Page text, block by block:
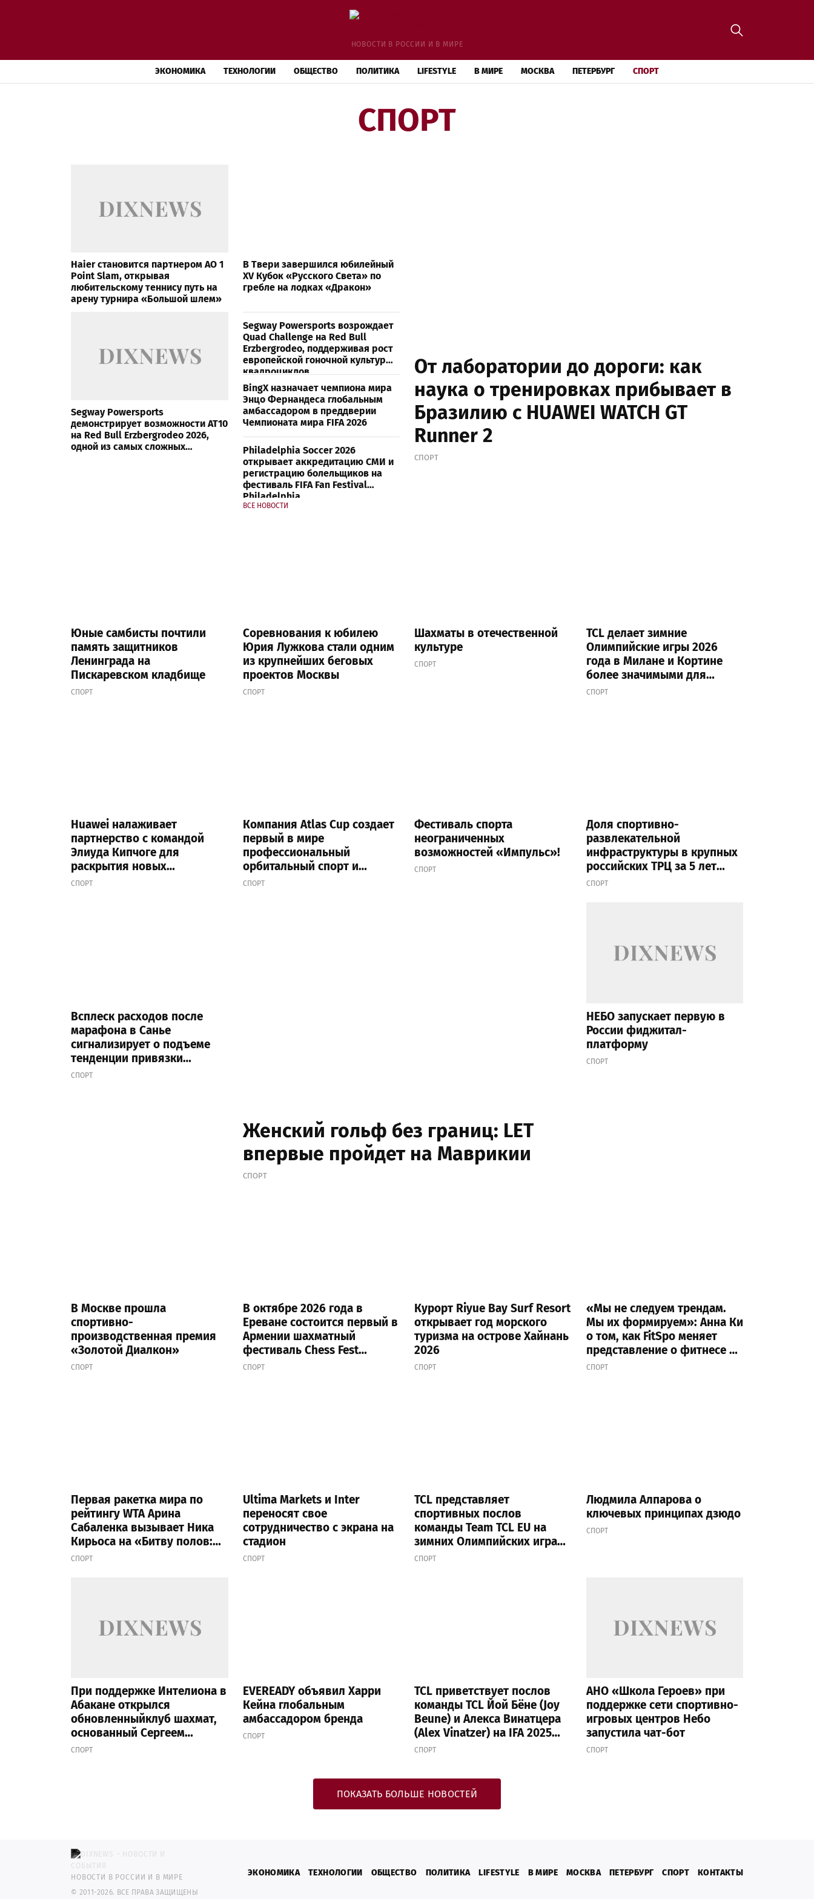
НОВОСТИ В РОССИИ И В МИРЕ
ЭКОНОМИКА ТЕХНОЛОГИИ ОБЩЕСТВО ПОЛИТИКА LIFESTYLE В МИРЕ МОСКВА ПЕТЕРБУРГ СПОРТ
СПОРТ
Haier становится партнером AO 1
Point Slam, открывая
любительскому теннису путь на
арену турнира «Большой шлем»
В Твери завершился юбилейный
XV Кубок «Русского Света» по
гребле на лодках «Дракон»
От лаборатории до дороги: как
наука о тренировках прибывает в
Бразилию с HUAWEI WATCH GT
Runner 2
СПОРТ
Segway Powersports
демонстрирует возможности AT10
на Red Bull Erzbergrodeo 2026,
одной из самых сложных
Segway Powersports возрождает
Quad Challenge на Red Bull
Erzbergrodeo, поддерживая рост
европейской гоночной культуры
квадроциклов
BingX назначает чемпиона мира
Энцо Фернандеса глобальным
амбассадором в преддверии
Чемпионата мира FIFA 2026
Philadelphia Soccer 2026
открывает аккредитацию СМИ и
регистрацию болельщиков на
фестиваль FIFA Fan Festival
Philadelphia
ВСЕ НОВОСТИ
Юные самбисты почтили
память защитников
Ленинграда на
Пискаревском кладбище
СПОРТ
Соревнования к юбилею
Юрия Лужкова стали одним
из крупнейших беговых
проектов Москвы
СПОРТ
Шахматы в отечественной
культуре
СПОРТ
TCL делает зимние
Олимпийские игры 2026
года в Милане и Кортине
более значимыми для
болельщиков и спортсменов
СПОРТ
Huawei налаживает
партнерство с командой
Элиуда Кипчоге для
раскрытия новых
возможностей в спорте
СПОРТ
Компания Atlas Cup создает
первый в мире
профессиональный
орбитальный спорт и
организует первый
СПОРТ
Фестиваль спорта
неограниченных
возможностей «Импульс»!
СПОРТ
Доля спортивно-
развлекательной
инфраструктуры в крупных
российских ТРЦ за 5 лет
выросла в 3 раза
СПОРТ
Всплеск расходов после
марафона в Санье
сигнализирует о подъеме
тенденции привязки
путешествий к забегам
СПОРТ
Женский гольф без границ: LET
впервые пройдет на Маврикии
СПОРТ
НЕБО запускает первую в
России фиджитал-
платформу
СПОРТ
В Москве прошла
спортивно-
производственная премия
«Золотой Диалкон»
СПОРТ
В октябре 2026 года в
Ереване состоится первый в
Армении шахматный
фестиваль Chess Fest
Armenia
СПОРТ
Курорт Riyue Bay Surf Resort
открывает год морского
туризма на острове Хайнань
2026
СПОРТ
«Мы не следуем трендам.
Мы их формируем»: Анна Ки
о том, как FitSpo меняет
представление о фитнесе и
заботе о себе
СПОРТ
Первая ракетка мира по
рейтингу WTA Арина
Сабаленка вызывает Ника
Кирьоса на «Битву полов:
The Dubai Showdown»
СПОРТ
Ultima Markets и Inter
переносят свое
сотрудничество с экрана на
стадион
СПОРТ
TCL представляет
спортивных послов
команды Team TCL EU на
зимних Олимпийских играх
2026 года в Милане и
СПОРТ
Людмила Алпарова о
ключевых принципах дзюдо
СПОРТ
При поддержке Интелиона в
Абакане открылся
обновленныйклуб шахмат,
основанный Сергеем
Карякиным
СПОРТ
EVEREADY объявил Харри
Кейна глобальным
амбассадором бренда
СПОРТ
TCL приветствует послов
команды TCL Йой Бёне (Joy
Beune) и Алекса Винатцера
(Alex Vinatzer) на IFA 2025
Berlin
СПОРТ
АНО «Школа Героев» при
поддержке сети спортивно-
игровых центров Небо
запустила чат-бот
СПОРТ
ПОКАЗАТЬ БОЛЬШЕ НОВОСТЕЙ
НОВОСТИ В РОССИИ И В МИРЕ
© 2011-2026. ВСЕ ПРАВА ЗАЩИЩЕНЫ
ЭКОНОМИКА ТЕХНОЛОГИИ ОБЩЕСТВО ПОЛИТИКА LIFESTYLE В МИРЕ МОСКВА ПЕТЕРБУРГ СПОРТ КОНТАКТЫ